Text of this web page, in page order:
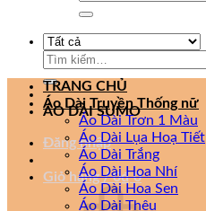
Tìm
ÁO DÀI SUMO
Đăng nhập
Giỏ hàng /0₫ 0
TRANG CHỦ
Áo Dài Truyền Thống nữ
Áo Dài Trơn 1 Màu
Áo Dài Lụa Hoạ Tiết
Áo Dài Trắng
Áo Dài Hoa Nhí
Áo Dài Hoa Sen
Áo Dài Thêu